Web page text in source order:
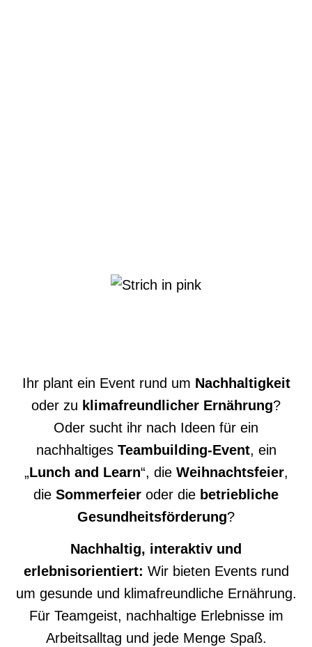
Ihr plant ein Event rund um Nachhaltigkeit
oder zu klimafreundlicher Ernährung?
Oder sucht ihr nach Ideen für ein
nachhaltiges Teambuilding-Event, ein
„Lunch and Learn“, die Weihnachtsfeier,
die Sommerfeier oder die betriebliche
Gesundheitsförderung?
Nachhaltig, interaktiv und
erlebnisorientiert: Wir bieten Events rund
um gesunde und klimafreundliche Ernährung.
Für Teamgeist, nachhaltige Erlebnisse im
Arbeitsalltag und jede Menge Spaß.